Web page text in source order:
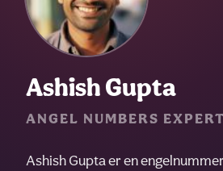
Ashish Gupta
ANGEL NUMBERS EXPERT
Ashish Gupta er en